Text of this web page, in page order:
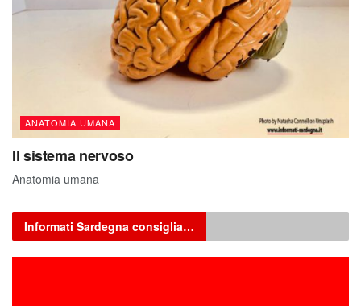
ANATOMIA UMANA
Il sistema nervoso
Anatomia umana
Informati Sardegna consiglia…